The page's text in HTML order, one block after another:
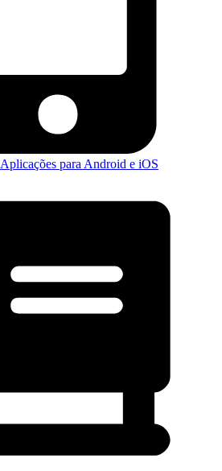
Aplicações para Android e iOS